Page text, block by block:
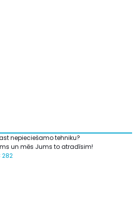
nepieciešamo tehniku?
un mēs Jums to atradīsim!
282